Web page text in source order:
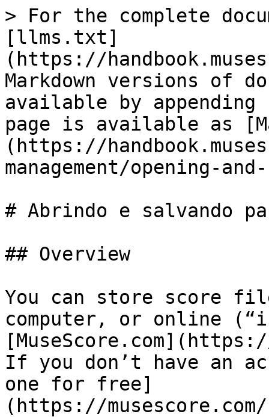
> For the complete
[llms.txt]
(https://
Markdown versions of
available by
page is available as
(https://
management/opening-
# Abrindo e salvando
## Overview
You can store score
computer, or online
If you don’t have an
one for free]
(https://